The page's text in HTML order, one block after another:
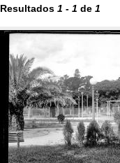
Resultados 1 - 1 de 1